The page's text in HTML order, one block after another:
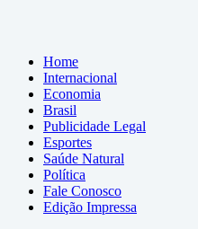
Home
Internacional
Economia
Brasil
Publicidade Legal
Esportes
Saúde Natural
Política
Fale Conosco
Edição Impressa